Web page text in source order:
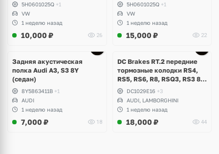
5H0601025Q +1
VW
1 неделю назад
10,000 ₽ 26
5H0601025Q +1
VW
1 неделю назад
15,000 ₽ 22
Задняя акустическая
полка Audi A3, S3 8Y
(седан)
8Y5863411B +1
AUDI
1 неделю назад
7,000 ₽ 18
DC Brakes RT.2 передние
тормозные колодки RS4,
RS5, RS6, R8, RSQ3, RS3 8V
(комплект 8 шт)
DC1029E16 +3
AUDI, LAMBORGHINI
1 неделю назад
18,000 ₽ 44